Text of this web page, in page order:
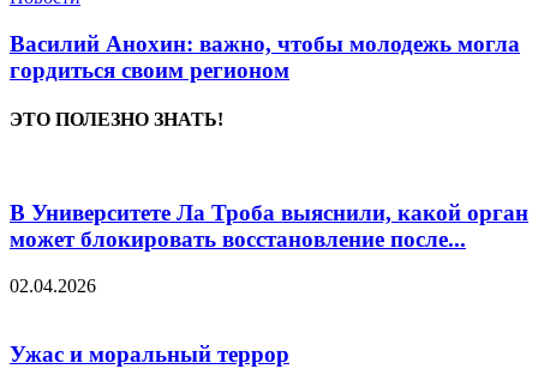
Василий Анохин: важно, чтобы молодежь могла
гордиться своим регионом
ЭТО ПОЛЕЗНО ЗНАТЬ!
В Университете Ла Троба выяснили, какой орган
может блокировать восстановление после...
02.04.2026
Ужас и моральный террор